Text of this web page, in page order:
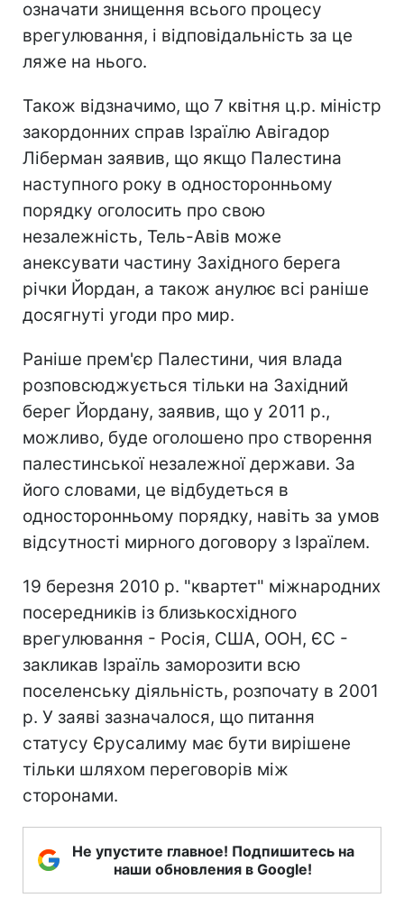
означати знищення всього процесу
врегулювання, і відповідальність за це
ляже на нього.
Також відзначимо, що 7 квітня ц.р. міністр
закордонних справ Ізраїлю Авігадор
Ліберман заявив, що якщо Палестина
наступного року в односторонньому
порядку оголосить про свою
незалежність, Тель-Авів може
анексувати частину Західного берега
річки Йордан, а також анулює всі раніше
досягнуті угоди про мир.
Раніше прем'єр Палестини, чия влада
розповсюджується тільки на Західний
берег Йордану, заявив, що у 2011 р.,
можливо, буде оголошено про створення
палестинської незалежної держави. За
його словами, це відбудеться в
односторонньому порядку, навіть за умов
відсутності мирного договору з Ізраїлем.
19 березня 2010 р. "квартет" міжнародних
посередників із близькосхідного
врегулювання - Росія, США, ООН, ЄС -
закликав Ізраїль заморозити всю
поселенську діяльність, розпочату в 2001
р. У заяві зазначалося, що питання
статусу Єрусалиму має бути вирішене
тільки шляхом переговорів між
сторонами.
Не упустите главное! Подпишитесь на
наши обновления в Google!